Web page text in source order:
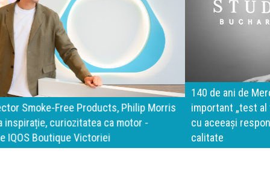
140 de ani de Mercedes-Benz. Ramona Pîrlog: Cel mai
important „test al timpului” este să inovăm constant, dar
cu aceeași responsabilitate față de oameni, siguranță și
calitate